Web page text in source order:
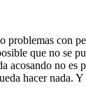
problemas con
que no se
acosando no es
hacer nada.